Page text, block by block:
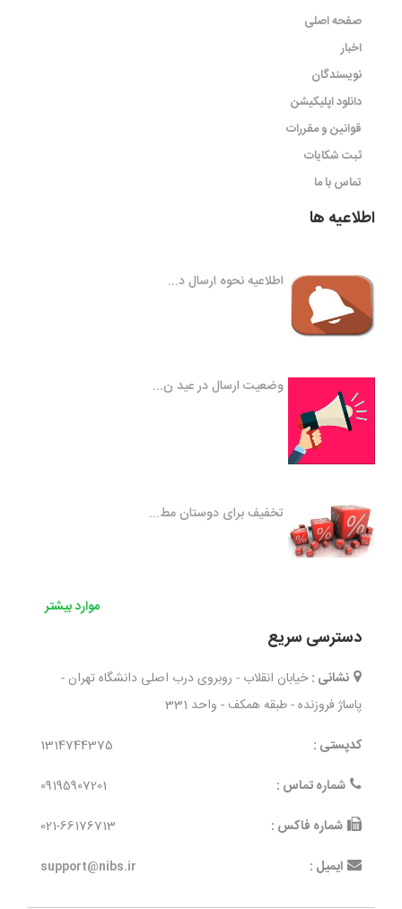
صفحه اصلی
اخبار
نویسندگان
دانلود اپلیکیشن
قوانین و مقررات
ثبت شکایات
تماس با ما
اطلاعیه ها
اطلاعیه نحوه ارسال د...
وضعیت ارسال در عید ن...
تخفیف برای دوستان مط...
موارد بیشتر
دسترسی سریع
نشانی : خیابان انقلاب - روبروی درب اصلی دانشگاه تهران -
پاساژ فروزنده - طبقه همکف - واحد 331
کدپستی :
1314744375
شماره تماس :
09195907201
شماره فاکس :
021-66176713
ایمیل :
support@nibs.ir